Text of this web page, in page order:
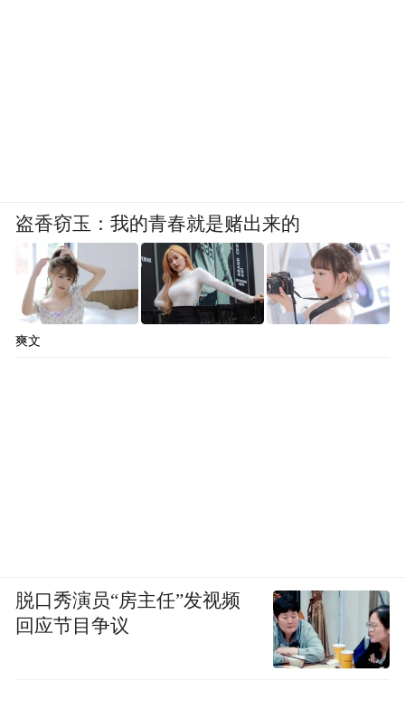
盗香窃玉：我的青春就是赌出来的
爽文
脱口秀演员“房主任”发视频
回应节目争议